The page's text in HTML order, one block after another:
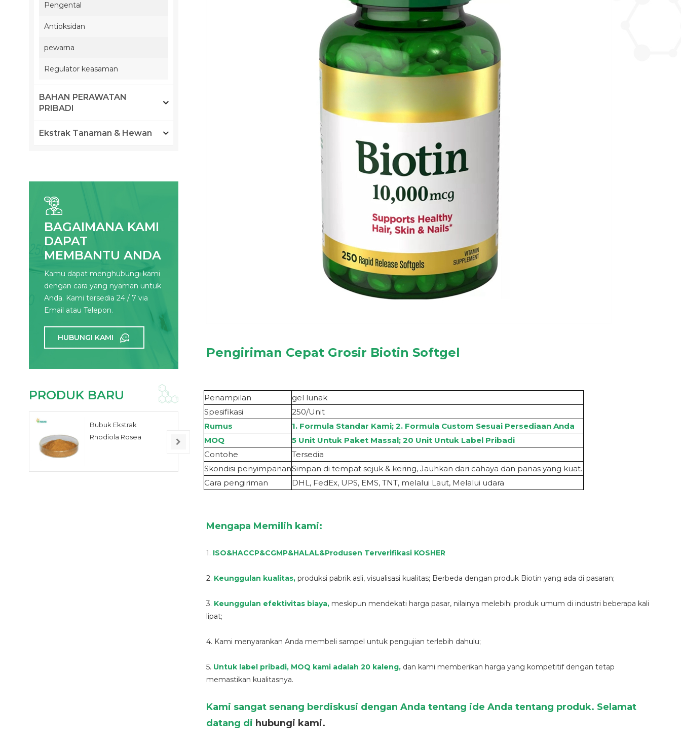
Pengiriman Cepat Grosir Biotin Softgel
Penampilan
gel lunak
Spesifikasi
250/Unit
Rumus
1. Formula Standar Kami; 2. Formula Custom Sesuai Persediaan Anda
MOQ
5 Unit Untuk Paket Massal; 20 Unit Untuk Label Pribadi
Contohe
Tersedia
Skondisi penyimpananSimpan di tempat sejuk & kering, Jauhkan dari cahaya dan panas yang kuat.
Cara pengiriman
DHL, FedEx, UPS, EMS, TNT, melalui Laut, Melalui udara
Mengapa Memilih kami:
1. ISO&HACCP&CGMP&HALAL&Produsen Terverifikasi KOSHER
2. Keunggulan kualitas, produksi pabrik asli, visualisasi kualitas; Berbeda dengan produk Biotin yang ada di pasaran;
3. Keunggulan efektivitas biaya, meskipun mendekati harga pasar, nilainya melebihi produk umum di industri beberapa kali
lipat;
4. Kami menyarankan Anda membeli sampel untuk pengujian terlebih dahulu;
5. Untuk label pribadi, MOQ kami adalah 20 kaleng, dan kami memberikan harga yang kompetitif dengan tetap
memastikan kualitasnya.
Kami sangat senang berdiskusi dengan Anda tentang ide Anda tentang produk. Selamat
datang di hubungi kami.
Pengental
Antioksidan
pewarna
Regulator keasaman
BAHAN PERAWATAN
PRIBADI
Ekstrak Tanaman & Hewan
BAGAIMANA KAMI
DAPAT
MEMBANTU ANDA
Kamu dapat menghubungi kami
dengan cara yang nyaman untuk
Anda. Kami tersedia 24 / 7 via
Email atau Telepon.
HUBUNGI KAMI
PRODUK BARU
Bubuk Ekstrak
Rhodiola Rosea